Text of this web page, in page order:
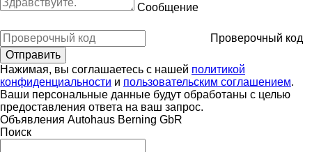
Сообщение
Проверочный код
Нажимая, вы соглашаетесь с нашей политикой
конфиденциальности и пользовательским соглашением.
Ваши персональные данные будут обработаны с целью
предоставления ответа на ваш запрос.
Объявления Autohaus Berning GbR
Поиск